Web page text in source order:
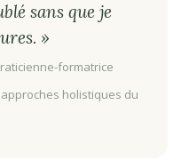
sans que je
»
formatrice
holistiques du